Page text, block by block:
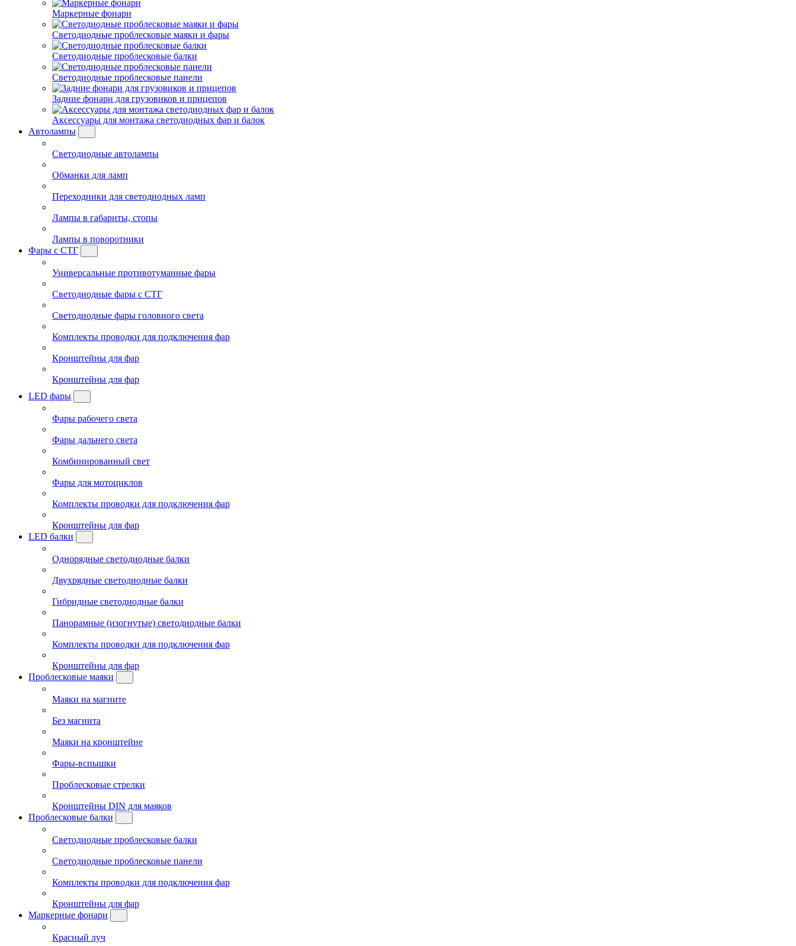
Маркерные фонари
Светодиодные проблесковые маяки и фары
Светодиодные проблесковые балки
Светодиодные проблесковые панели
Задние фонари для грузовиков и прицепов
Аксессуары для монтажа светодиодных фар и балок
Автолампы
Светодиодные автолампы
Обманки для ламп
Переходники для светодиодных ламп
Лампы в габариты, стопы
Лампы в поворотники
Фары с СТГ
Универсальные противотуманные фары
Светодиодные фары с СТГ
Светодиодные фары головного света
Комплекты проводки для подключения фар
Кронштейны для фар
Кронштейны для фар
LED фары
Фары рабочего света
Фары дальнего света
Комбинированный свет
Фары для мотоциклов
Комплекты проводки для подключения фар
Кронштейны для фар
LED балки
Однорядные светодиодные балки
Двухрядные светодиодные балки
Гибридные светодиодные балки
Панорамные (изогнутые) светодиодные балки
Комплекты проводки для подключения фар
Кронштейны для фар
Проблесковые маяки
Маяки на магните
Без магнита
Маяки на кронштейне
Фары-вспышки
Проблесковые стрелки
Кронштейны DIN для маяков
Проблесковые балки
Светодиодные проблесковые балки
Светодиодные проблесковые панели
Комплекты проводки для подключения фар
Кронштейны для фар
Маркерные фонари
Красный луч